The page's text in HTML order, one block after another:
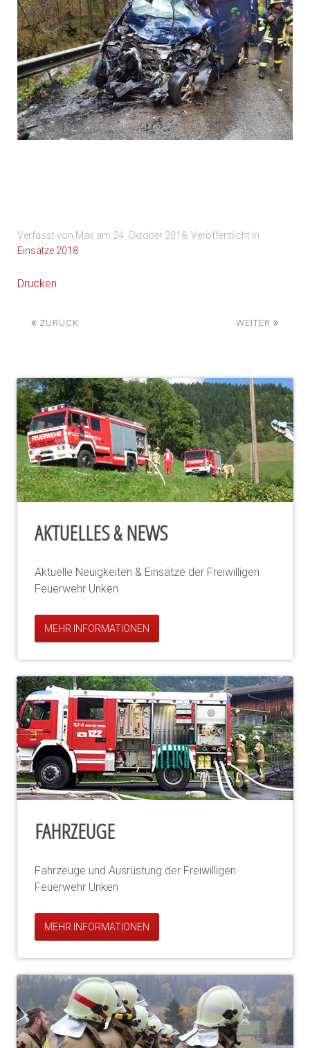
Verfasst von Max am 24. Oktober 2018 . Veröffentlicht in
Einsätze 2018
Drucken
ZURÜCK WEITER
AKTUELLES & NEWS
Aktuelle Neuigkeiten & Einsätze der Freiwilligen
Feuerwehr Unken
MEHR INFORMATIONEN
FAHRZEUGE
Fahrzeuge und Ausrüstung der Freiwilligen
Feuerwehr Unken
MEHR INFORMATIONEN